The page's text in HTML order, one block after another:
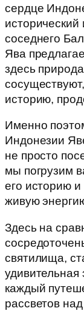
сердце
соседнего
Ява
здесь
историю,
Именно
Индонезии
не просто
мы погрузим
его историю и
живую
Здесь на
святилища,
удивительная
каждый
рассветов